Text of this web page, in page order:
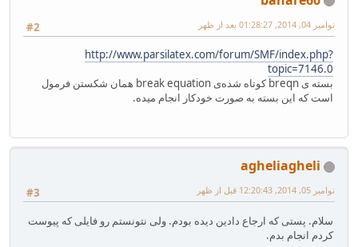
#2 نوامبر 04, 2014, 01:28:27 بعد از ظهر
http://www.parsilatex.com/forum/SMF/index.php?
topic=7146.0
بسته ی breqn کوتاه شده‌ی break equation همان شکستن فرمول
است که این بسته به صورت خودکار انجام میده.
agheliagheli
#3 نوامبر 05, 2014, 12:20:43 قبل از ظهر
سلام. پستی که ارجاع دادین دیده بودم. ولی نتونستم رو فایلی که پیوست
کردم انجام بدم.